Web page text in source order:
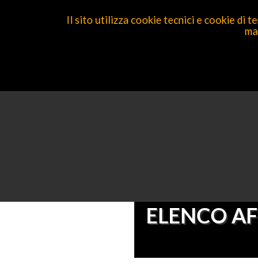
ELENCO
Il sito utilizza cookie tecnici e cookie di